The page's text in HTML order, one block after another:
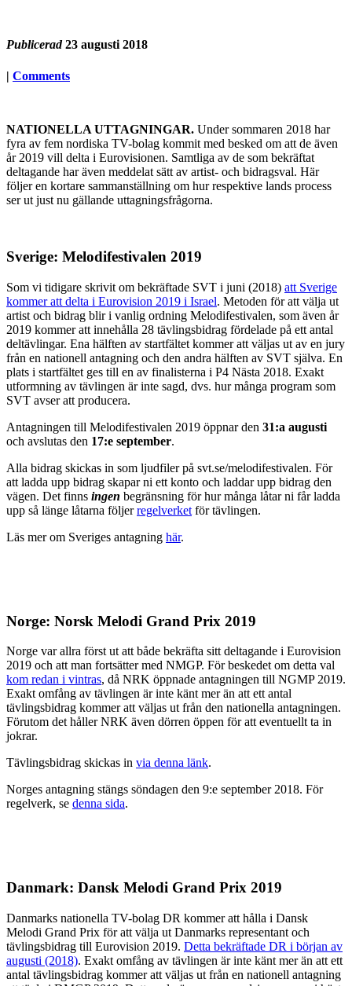
Publicerad 23 augusti 2018
| Comments
NATIONELLA UTTAGNINGAR. Under sommaren 2018 har
fyra av fem nordiska TV-bolag kommit med besked om att de även
år 2019 vill delta i Eurovisionen. Samtliga av de som bekräftat
deltagande har även meddelat sätt av artist- och bidragsval. Här
följer en kortare sammanställning om hur respektive lands process
ser ut just nu gällande uttagningsfrågorna.
Sverige: Melodifestivalen 2019
Som vi tidigare skrivit om bekräftade SVT i juni (2018) att Sverige
kommer att delta i Eurovision 2019 i Israel. Metoden för att välja ut
artist och bidrag blir i vanlig ordning Melodifestivalen, som även år
2019 kommer att innehålla 28 tävlingsbidrag fördelade på ett antal
deltävlingar. Ena hälften av startfältet kommer att väljas ut av en jury
från en nationell antagning och den andra hälften av SVT själva. En
plats i startfältet ges till en av finalisterna i P4 Nästa 2018. Exakt
utformning av tävlingen är inte sagd, dvs. hur många program som
SVT avser att producera.
Antagningen till Melodifestivalen 2019 öppnar den 31:a augusti
och avslutas den 17:e september.
Alla bidrag skickas in som ljudfiler på svt.se/melodifestivalen. För
att ladda upp bidrag skapar ni ett konto och laddar upp bidrag den
vägen. Det finns ingen begränsning för hur många låtar ni får ladda
upp så länge låtarna följerregelverket för tävlingen.
Läs mer om Sveriges antagning här.
Norge: Norsk Melodi Grand Prix 2019
Norge var allra först ut att både bekräfta sitt deltagande i Eurovision
2019 och att man fortsätter med NMGP. För beskedet om detta val
kom redan i vintras, då NRK öppnade antagningen till NGMP 2019.
Exakt omfång av tävlingen är inte känt mer än att ett antal
tävlingsbidrag kommer att väljas ut från den nationella antagningen.
Förutom det håller NRK även dörren öppen för att eventuellt ta in
jokrar.
Tävlingsbidrag skickas in via denna länk.
Norges antagning stängs söndagen den 9:e september 2018. För
regelverk, se denna sida.
Danmark: Dansk Melodi Grand Prix 2019
Danmarks nationella TV-bolag DR kommer att hålla i Dansk
Melodi Grand Prix för att välja ut Danmarks representant och
tävlingsbidrag till Eurovision 2019. Detta bekräftade DR i början av
augusti (2018). Exakt omfång av tävlingen är inte känt mer än att ett
antal tävlingsbidrag kommer att väljas ut från en nationell antagning